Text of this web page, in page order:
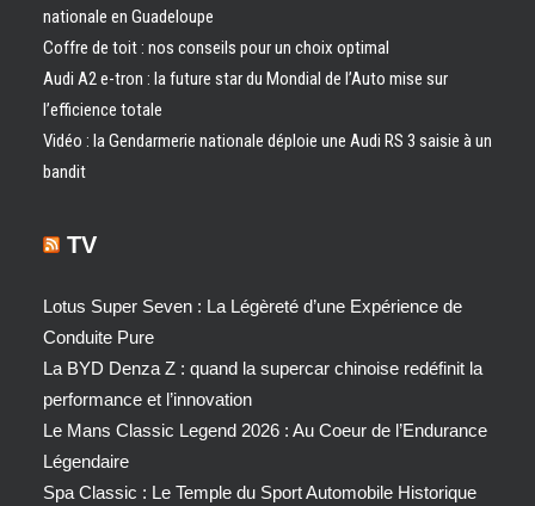
nationale en Guadeloupe
Coffre de toit : nos conseils pour un choix optimal
Audi A2 e-tron : la future star du Mondial de l’Auto mise sur
l’efficience totale
Vidéo : la Gendarmerie nationale déploie une Audi RS 3 saisie à un
bandit
TV
Lotus Super Seven : La Légèreté d’une Expérience de
Conduite Pure
La BYD Denza Z : quand la supercar chinoise redéfinit la
performance et l’innovation
Le Mans Classic Legend 2026 : Au Coeur de l’Endurance
Légendaire
Spa Classic : Le Temple du Sport Automobile Historique